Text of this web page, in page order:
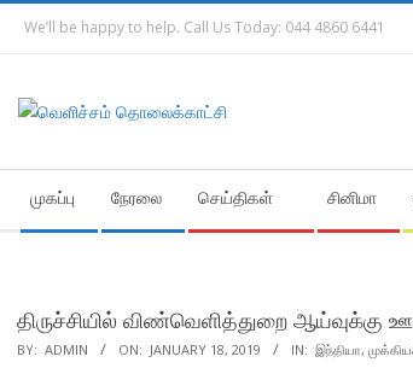
SkipWe’ll be happy to help. Call Us Today: 044 4860 6441
Navigation
Menu
முகப்பு நேரலை செய்திகள் சினிமா
திருச்சியில் விண்வெளித்துறை
BY: ADMIN ON: JANUARY 18, 2019 IN: இந்தியா,